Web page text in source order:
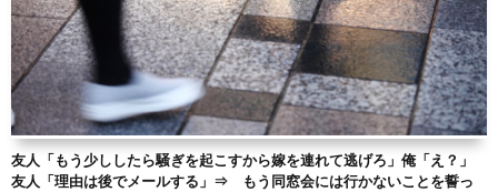
友人「もう少ししたら騒ぎを起こすから嫁を連れて逃げろ」俺「え？」
友人「理由は後でメールする」⇒ もう同窓会には行かないことを誓っ